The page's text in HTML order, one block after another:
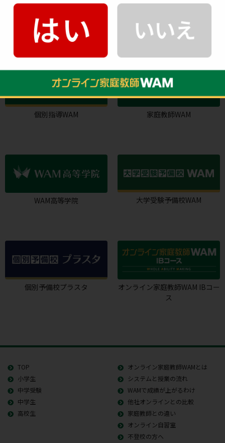
受付時間：10:00～22：00(年中無休)
HMGROUPサービス一覧
個別指導WAM 家庭教師WAM
WAM高等学院 大学受験予備校WAM
個別予備校プラスタ
オンライン家庭教師WAM IBコー
ス
TOP
小学生
中学受験
中学生
高校生
オンライン家庭教師WAMとは
システムと授業の流れ
WAMで成績が上がるわけ
他社オンラインとの比較
家庭教師との違い
オンライン自習室
不登校の方へ